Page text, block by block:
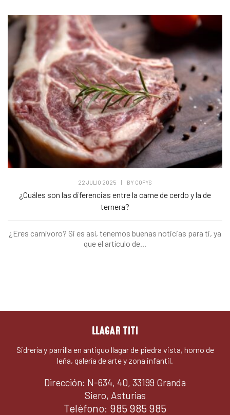
22 JULIO 2025 | BY COPYS
¿Cuáles son las diferencias entre la carne de cerdo y la de
ternera?
¿Eres carnívoro? Si es así, tenemos buenas noticias para ti, ya
que el artículo de...
LLAGAR TITI
Sidrería y parrilla en antiguo llagar de piedra vista, horno de
leña, galería de arte y zona infantil.
Dirección: N-634, 40, 33199 Granda
Siero, Asturias
Teléfono: 985 985 985